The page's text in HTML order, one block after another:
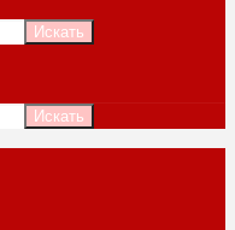
Искать
Искать